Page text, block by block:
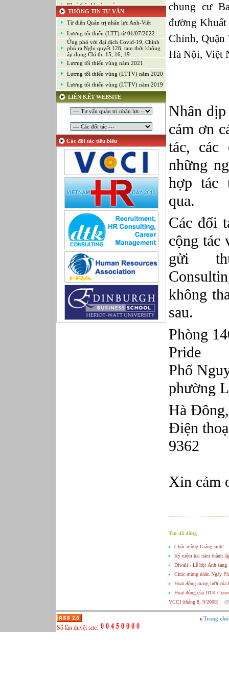
Khai thác khoáng sản
Kiểm soát chất lượng (Game)
Kinh doanh
Kỹ thuật ứng dụng
Lập trình
Lập trình Game
Luật
Môi giới chứng khoán
Mỹ thuật công nghiệp
Nghiên cứu và Phát triển
Ngoại ngữ
Nhân sự
Nhân sự - Hành chính
Nhiều lĩnh vực
Phát triển kinh doanh
Quan hệ công chúng
Quản lý chất lượng
Quản lý, Điều hành
Quản lý, Kinh doanh bất động sản
Quản trị hệ thống
Sản xuất game online
Sở hữu công nghiệp
Tài chính
Thiết kế
Tiếp thị
Tổ chức Sản xuất
Truyền thông
Truyền thông, PR
THÔNG TIN TƯ VẤN
Từ điển Quản trị nhân lực Anh-Việt
Lương tối thiểu (LTT) từ 01/07/2022
Ứng phó với đại dịch Covid-19, Chính
phủ ra Nghị quyết 128, tạm thời không
áp dụng Chỉ thị 15, 16, 19
Lương tối thiểu vùng năm 2021
Lương tối thiểu vùng (LTTV) năm 2020
Lương tối thiểu vùng (LTTV) năm 2019
LIÊN KẾT WEBSITE
Các đối tác tiêu biểu
chung cư
đường
Chính, Quận
Hà Nội, Việt
Nhân
cảm ơn
tác, các
những
hợp tác
qua.
Các đối
cộng
gửi
không
sau.
Phòng
Pride
Phố
phường
Hà
Điện
9362
Xin cảm
Tin đã đăng
Chúc mừng Giáng sinh!
Kỷ niệm hai năm thành
Diwali - Lễ hội Ánh sáng
Chúc mừng nhân Ngày
Hoạt động mạng lưới
Hoạt động của DTK
VCCI (tháng 8, 9/2008)
Phát biểu tại Hội nghị
Số lần duyệt site:
Trang chủ